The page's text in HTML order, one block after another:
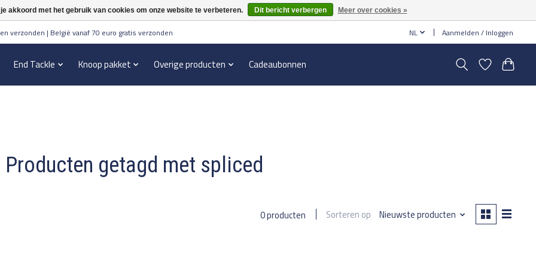
verzonden | België vanaf 70 euro gratis verzonden NL Aanmelden / Inloggen
End Tackle Knoop pakket Overige producten Cadeaubonnen
Producten getagd met spliced
0 producten Sorteren op Nieuwste producten
akkoord met het gebruik van cookies om onze website te verbeteren. Dit bericht verbergen Meer over cookies »